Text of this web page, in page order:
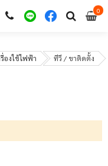
00
รื่องใช้ไฟฟ้า ทีวี / ขาติดตั้ง